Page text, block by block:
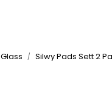
Glass Silwy Pads Sett 2